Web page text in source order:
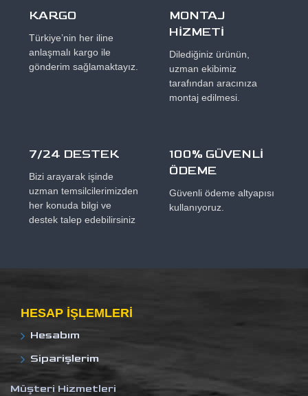
KARGO
Türkiye’nin her iline
anlaşmalı kargo ile
gönderim sağlamaktayız.
MONTAJ
HİZMETİ
Dilediğiniz ürünün,
uzman ekibimiz
tarafından aracınıza
montaj edilmesi.
7/24 DESTEK
Bizi arayarak işinde
uzman temsilcilerimizden
her konuda bilgi ve
destek talep edebilirsiniz
100% GÜVENLİ
ÖDEME
Güvenli ödeme altyapısı
kullanıyoruz.
HESAP IŞLEMLERI
Hesabım
Siparişlerim
Müşteri Hizmetleri